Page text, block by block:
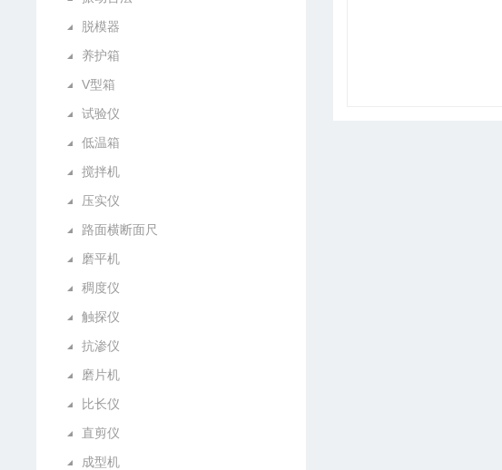
脱模器
养护箱
V型箱
试验仪
低温箱
搅拌机
压实仪
路面横断面尺
磨平机
稠度仪
触探仪
抗渗仪
磨片机
比长仪
直剪仪
成型机